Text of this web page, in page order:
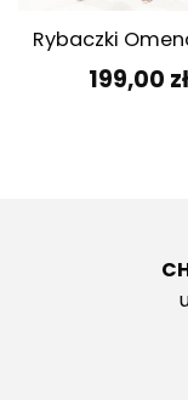
Rybaczki
199,00 zł